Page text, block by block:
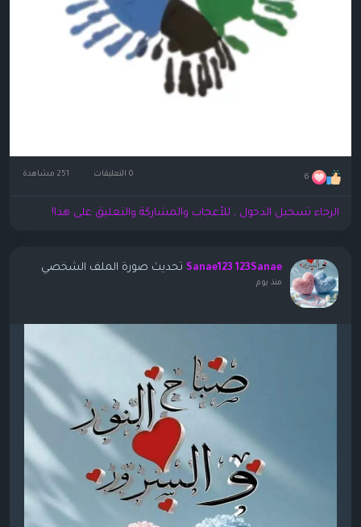
6 0 التعليقات
الرجاء تسجيل الدخول , للأعجاب والمشاركة والتعليق على هذا!
Sanae123 123Sanae تحديث صورة الملف الشخصي
منذ يوم